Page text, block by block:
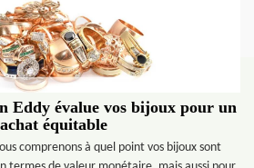
Eddy évalue vos bijoux pour un
équitable
comprenons à quel point vos bijoux sont